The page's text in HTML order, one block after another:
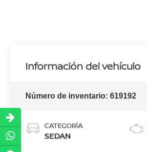
Información del vehículo
Número de inventario:619192
CATEGORÍA
SEDAN